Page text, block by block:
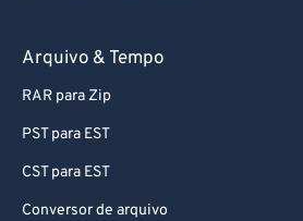
Arquivo & Tempo
RAR para Zip
PST para EST
CST para EST
Conversor de arquivo